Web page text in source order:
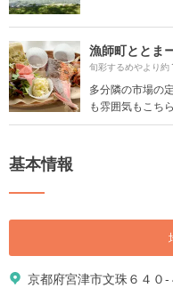
漁師町ととま
旬彩するめやより約
多分隣の市場の
も雰囲気もこち
基本情報
京都府宮津市文珠６４０-